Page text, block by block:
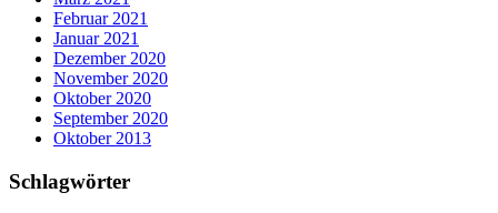
Februar 2021
Januar 2021
Dezember 2020
November 2020
Oktober 2020
September 2020
Oktober 2013
Schlagwörter